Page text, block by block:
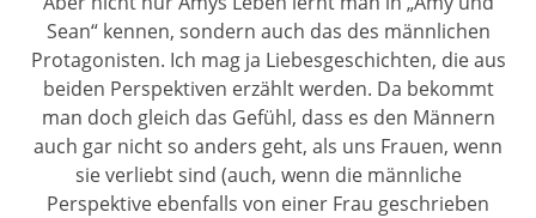
Sean“ kennen, sondern auch das des männlichen
Protagonisten. Ich mag ja Liebesgeschichten, die aus
beiden Perspektiven erzählt werden. Da bekommt
man doch gleich das Gefühl, dass es den Männern
auch gar nicht so anders geht, als uns Frauen, wenn
sie verliebt sind (auch, wenn die männliche
Perspektive ebenfalls von einer Frau geschrieben